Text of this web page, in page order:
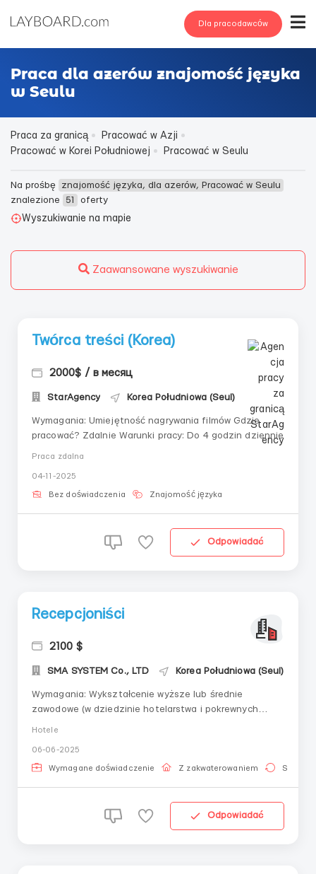
Dla pracodawców
Praca dla azerów znajomość języka
w Seulu
Praca za granicą
Pracować w Azji
Pracować w Korei Południowej
Pracować w Seulu
Na prośbę
znajomość języka, dla azerów, Pracować w Seulu
znalezione
51
oferty
Wyszukiwanie na mapie
Zaawansowane wyszukiwanie
Twórca treści (Korea)
2000$ / в месяц
StarAgency Korea Południowa (Seul)
Wymagania: Umiejętność nagrywania filmów Gdzie
pracować? Zdalnie Warunki pracy: Do 4 godzin dziennie
Praca zdalna
04-11-2025
Bez doświadczenia Znajomość języka
Odpowiadać
Recepcjoniści
2100 $
SMA SYSTEM Co., LTD Korea Południowa (Seul)
Wymagania: Wykształcenie wyższe lub średnie
zawodowe (w dziedzinie hotelarstwa i pokrewnych
wymagany) 🧑‍💼 Prezentacyjny wygląd 🧾 Minimum 1 rok
doświadczenia zawodowego z wyższym wykształcen...
Hotele
06-06-2025
Wymagane doświadczenie Z zakwaterowaniem Stała
Odpowiadać